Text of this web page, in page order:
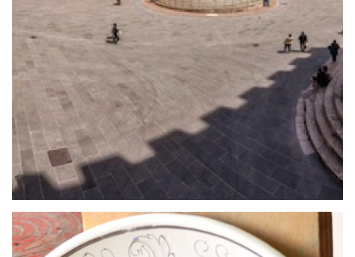
Museo Archeologico Perugia
Il Museo Archeologico di Perugia costituisce la
raccolta archeologica più importante del centro
Italia. Ha sede all’interno del complesso di San
Domenico